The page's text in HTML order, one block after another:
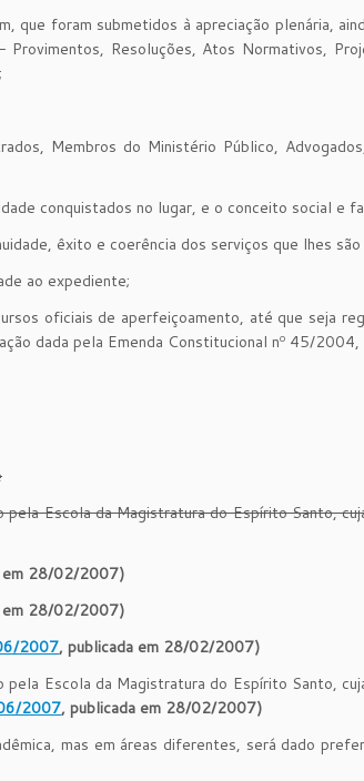
que foram submetidos à apreciação plenária,
Provimentos, Resoluções, Atos Normativos,
Membros do Ministério Público,
conquistados no lugar, e o conceito social e
êxito e coerência dos serviços que lhes
ao expediente;
oficiais de aperfeiçoamento, até que seja
dada pela Emenda Constitucional nº 45/
Escola da Magistratura do Espírito Santo,
em 28/02/2007)
em 28/02/2007)
2007, publicada em 28/02/2007)
Escola da Magistratura do Espírito Santo,
2007, publicada em 28/02/2007)
mas em áreas diferentes, será dado